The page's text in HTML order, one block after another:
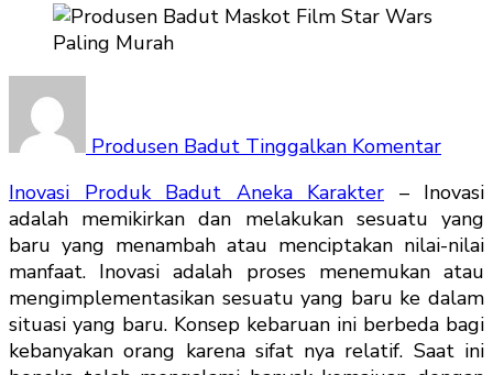
Produsen Badut Tinggalkan Komentar
Inovasi Produk Badut Aneka Karakter – Inovasi
adalah memikirkan dan melakukan sesuatu yang
baru yang menambah atau menciptakan nilai-nilai
manfaat. Inovasi adalah proses menemukan atau
mengimplementasikan sesuatu yang baru ke dalam
situasi yang baru. Konsep kebaruan ini berbeda bagi
kebanyakan orang karena sifat nya relatif. Saat ini